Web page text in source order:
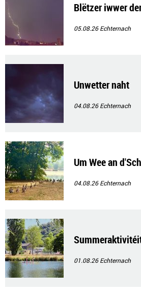
Blëtzer iwwer
05.08.26Echternach
Unwetter naht
04.08.26Echternach
Um Wee an
04.08.26Echternach
01.08.26Echternach